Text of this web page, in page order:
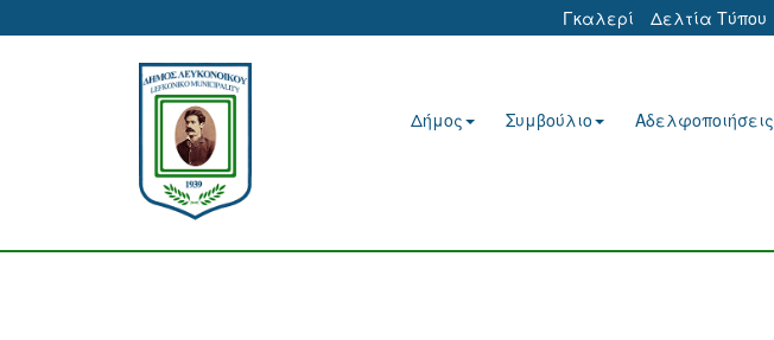
Γκαλερί Δελτία Τύπου
Δήμος Συμβούλιο Αδελφοποιήσεις